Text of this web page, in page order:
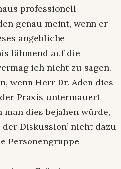
professionell
genau meint, wenn er
angebliche
lähmend auf die
ich nicht zu sagen.
wenn Herr Dr. Aden dies
Praxis untermauert
dies bejahen würde,
Diskussion’ nicht dazu
Personengruppe